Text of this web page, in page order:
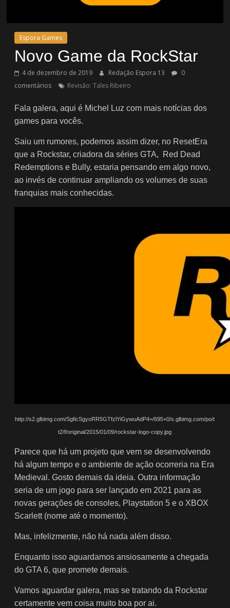
Espora Games
Novo Game da RockStar
4 de dezembro de 2019 Redação Espora 13
0
comentários
Revisão: Tales Ribeiro
Fala galera, aqui é Michel Luz com mais notícias dos
games para vocês.
Saiu um rumores, podemos assim dizer, no ResetEra
que a Rockstar, criadora da séries GTA, Red Dead
Redemptions e Bully, estaria pensando em algo novo,
ao invés de continuar ampliando os volumes de suas
franquias mais conhecidas.
http://s2.glbimg.com/SgficSgyoRR5GTfzlYiGywuAdP4=/695×0/s.glbimg.com/po/t
t2/f/original/2015/01/09/rockstar-logo-copy.jpg
Parece que há um projeto que vem se desenvolvendo
há algum tempo e o ambiente de ação ocorreria na Era
Medieval. Gosto demais da ideia. Outra informação
seria de um jogo para ser lançado em 2021 para as
novas gerações de consoles, Playstation 5 e o XBOX
Scarlett (nome até o momento).
Mas, infelizmente, não há nada além disso.
Enquanto isso aguardamos ansiosamente a chegada
do GTA 6, que promete demais.
Vamos aguardar galera, mas se tratando da Rockstar
certamente vem coisa muito boa por ai.